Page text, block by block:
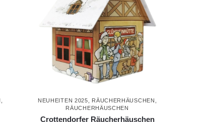
NEUHEITEN 2025 RÄUCHERHÄUSCHEN
RÄUCHERHÄUSCHEN
Crottendorfer Räucherhäuschen